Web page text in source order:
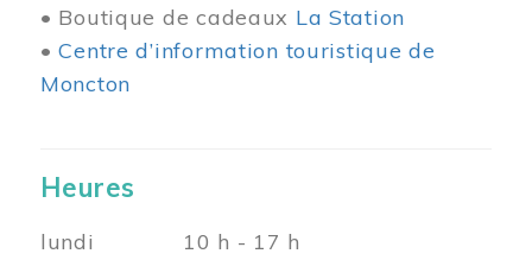
• Boutique de cadeaux La Station
•Centre d’information touristique de
Moncton
Heures
lundi 10 h - 17 h